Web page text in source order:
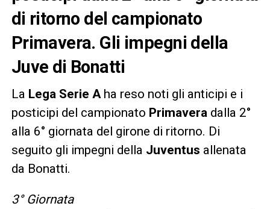
di ritorno del campionato
Primavera. Gli impegni della
Juve di Bonatti
La Lega Serie Aha reso noti gli anticipi e i
posticipi del campionato Primaveradalla 2°
alla 6° giornata del girone di ritorno. Di
seguito gli impegni della Juventus allenata
da Bonatti.
3° Giornata